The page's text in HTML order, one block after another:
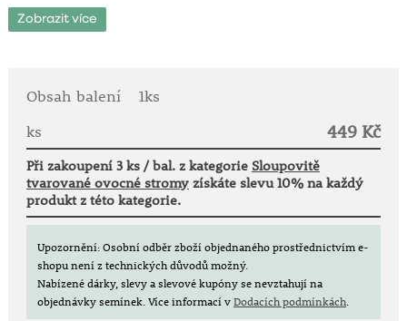
Sloupovité jabloně
Připravili jsme pro Vás novou nabídku sloupovitých
zámků na Loiře. Tyto jabloně jsou ideální pro malé
Jejich výhodou je také odlišná chuť jednotlivých
odrůd a rozdílná doba zrání - sesazením několika
odrůd na jedné zahrádce tak získáte jablka různých
chutí a současně se můžete těšit z čerstvých plodů po
delší dobu.
Při šlechtění těchto odrůd byl kladen velký důraz na
zvýšení odolnosti vůči chorobám.
Zobrazit více
Obsah balení
1ks
ks
449 Kč
Při zakoupení 3 ks / bal. z kategorie Sloupovitě
tvarované ovocné stromyzískáte slevu 10% na každý
produkt z této kategorie.
Upozornění: Osobní odběr zboží objednaného prostřednictvím e-
shopu není z technických důvodů možný.
Nabízené dárky, slevy a slevové kupóny se nevztahují na
objednávky semínek.Více informací vDodacích podmínkách.